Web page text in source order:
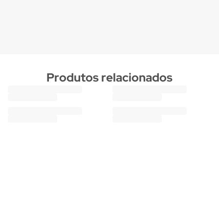
Produtos relacionados